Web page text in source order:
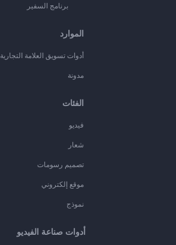
برنامج السفير
الموارد
أدوات تسويق العلامة التجارية
مدونة
الفئات
فيديو
شعار
تصميم رسومات
موقع إلكتروني
نموذج
أدوات صناعة الفيديو